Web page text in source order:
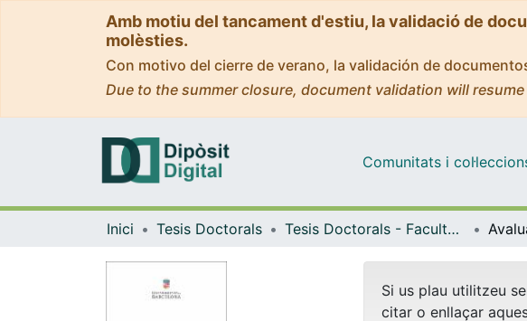
Amb motiu del tancament d'estiu, la validació de
molèsties.
Con motivo del cierre de verano, la validación de
Due to the summer closure, document validation will
Comunitats i
Inici Tesis Doctorals Tesis Doctorals - Facultat - Educació
Si us plau utilitzeu
citar o enllaçar